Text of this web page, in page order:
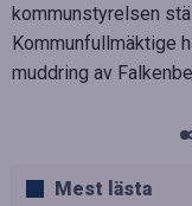
kommunstyrelsen
Kommunfullmäktige
muddring av
Mest lästa